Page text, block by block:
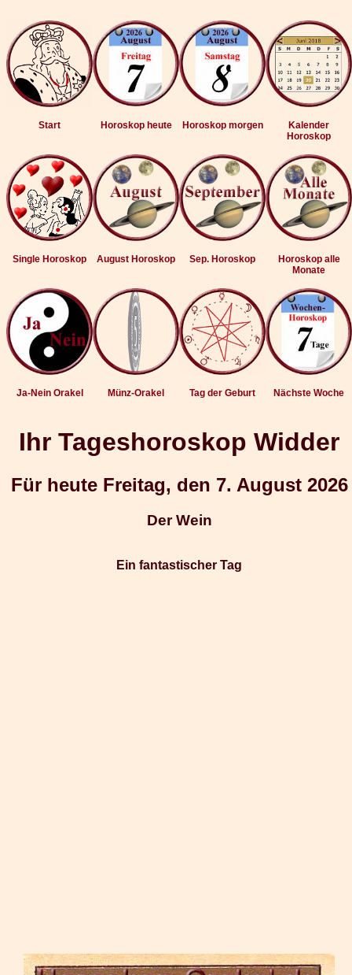
Start Horoskop heute Horoskop morgen
Kalender
Horoskop
Single Horoskop August Horoskop Sep. Horoskop
Horoskop alle
Monate
Ja-Nein Orakel Münz-Orakel Tag der Geburt Nächste Woche
Ihr Tageshoroskop Widder
Für heute Freitag, den 7. August 2026
Der Wein
Ein fantastischer Tag